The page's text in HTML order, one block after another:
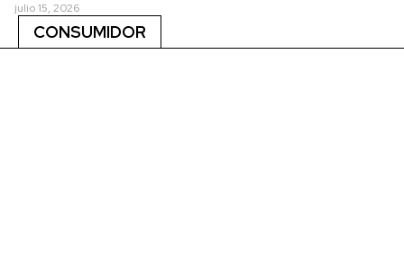
julio 15, 2026
CONSUMIDOR